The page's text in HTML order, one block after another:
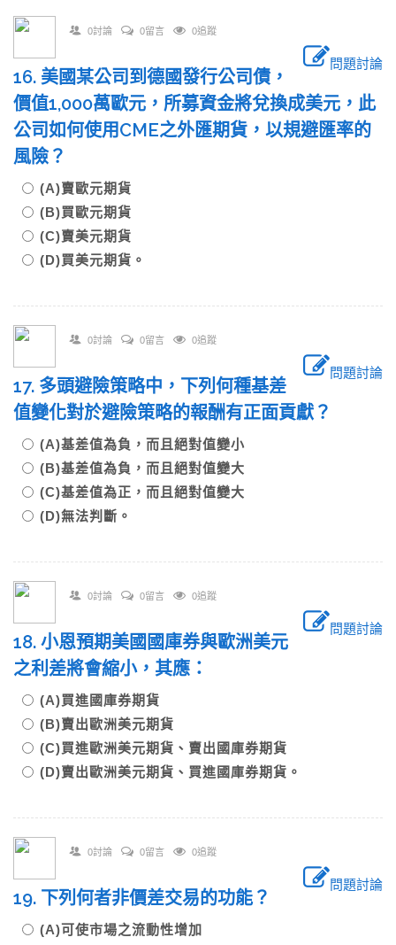
0討論 0留言 0追蹤
問題討論
16. 美國某公司到德國發行公司債，
價值1,000萬歐元，所募資金將兌換成美元，此
公司如何使用CME之外匯期貨，以規避匯率的
風險？
(A)賣歐元期貨
(B)買歐元期貨
(C)賣美元期貨
(D)買美元期貨。
0討論 0留言 0追蹤
問題討論
17. 多頭避險策略中，下列何種基差
值變化對於避險策略的報酬有正面貢獻？
(A)基差值為負，而且絕對值變小
(B)基差值為負，而且絕對值變大
(C)基差值為正，而且絕對值變大
(D)無法判斷。
0討論 0留言 0追蹤
問題討論
18. 小恩預期美國國庫券與歐洲美元
之利差將會縮小，其應：
(A)買進國庫券期貨
(B)賣出歐洲美元期貨
(C)買進歐洲美元期貨、賣出國庫券期貨
(D)賣出歐洲美元期貨、買進國庫券期貨。
0討論 0留言 0追蹤
問題討論
19. 下列何者非價差交易的功能？
(A)可使市場之流動性增加